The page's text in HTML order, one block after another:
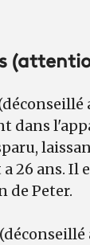
dans
26 ans. Il
de Peter.
(déconseillé